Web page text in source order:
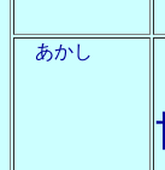
あかし